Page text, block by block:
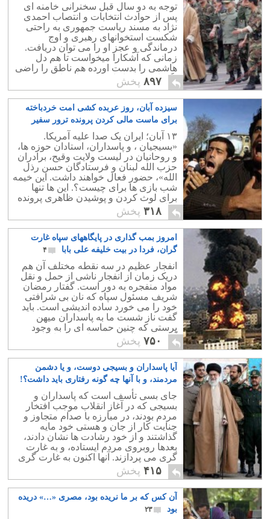
توجه به دو سال قبل سخنرانی خامنه ای
پس از حوادث انتخابات و انتصاب احمدی
نژاد به مسند ریاست جمهوری به راحتی
شکست استخوانهای رهبری و اوج
درماندگی و عجز او را می توان دریافت.
زمانی که آشکارا میخواست تا هم دل
هاشمی را بدست اورده هم ناطق را راضی
نگهدارد و هم از احمدی نژاد و انتصاب
خودش دفاع نماید.
۸۹۷ پخش
سیزده آبان، روز عربده کشی امت خردباخته
برای ماست مالی کردن پرونده ترور سفیر
عربستان
۴
۱۳ آبان؛ ایران یک صدا علیه آمریکا.
«بسیجیان ، و پاسداران، استادان حوزه ها،
و روحانیان در لیست ولایت وقیح، برادران
حزب الله لبنان و فرستادگان حسن رذل
الله»، حضور فعال خواهند داشت. این خیمه
شب بازی ها برای چیست؟. این ها تنها
برای لوث کردن و پوشیدن ظاهری پرونده
جنایی رژیم برای کشتن سفیر عربستان
است.
۳۱۸ پخش
امروز بمب گذاری در پایگاههای سپاه غارت
گران، فردا در بیت خلیفه علی بابا
۴
انفجار عظیم در سه نقطه مختلف آن هم
دریک زمان از انفجار ناشی از حمل و نقل
مواد منفجره به دور است. گفتار رمضان
شریف مسئول سپاه که نان بی شرافتی
خود را می خورد ساده اندیشی است. باید
گفت ناز شست ما به پاسداران میهن
پرستی که چنین حماسه ای را به وجود
آورده اند نیاز داریم که این کار را ادامه
دهند.
۷۵۰ پخش
آیا پاسداران و بسیجی دوست، و یا دشمن
مردمند، و با آنها چه گونه رفتاری باید داشت؟!
جای بسی تأسف است که پاسداران و
بسیجی که در آغاز انقلاب موجب افتخار
مردم بودند، در مبارزه با صدام متجاوز و
جنایت کار از جان و هستی خود مایه
گذاشتند و از خود رشادت ها نشان دادند،
بعدها روبروی مردم ایستاده، و به غارت
گری می پردازند. آنها اکنون به غارت گری
و تجاوز کشور پرداخته اند.
۴۱۵ پخش
آن کس که بر ما نریده بود، مصری «…» دریده
بود
۲۳